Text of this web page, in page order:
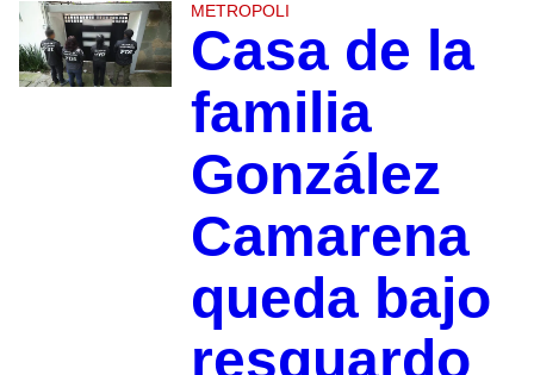
METROPOLI
Casa de la
familia
González
Camarena
queda bajo
resguardo